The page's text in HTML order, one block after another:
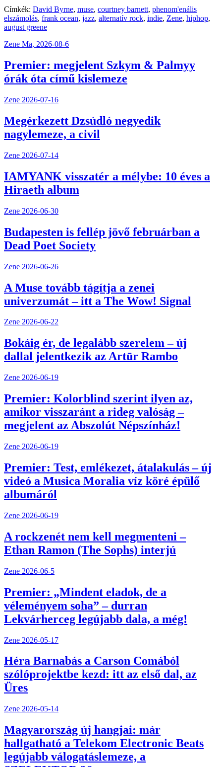
Címkék: David Byrne, muse, courtney barnett, phenom'enális
elszámolás, frank ocean, jazz, alternatív rock, indie, Zene, hiphop,
august greene
Zene Ma, 2026-08-6
Premier: megjelent Szkym & Palmyy
órák óta című kislemeze
Zene 2026-07-16
Megérkezett Dzsúdló negyedik
nagylemeze, a civil
Zene 2026-07-14
IAMYANK visszatér a mélybe: 10 éves a
Hiraeth album
Zene 2026-06-30
Budapesten is fellép jövő februárban a
Dead Poet Society
Zene 2026-06-26
A Muse tovább tágítja a zenei
univerzumát – itt a The Wow! Signal
Zene 2026-06-22
Bokáig ér, de legalább szerelem – új
dallal jelentkezik az Artūr Rambo
Zene 2026-06-19
Premier: Kolorblind szerint ilyen az,
amikor visszaránt a rideg valóság –
megjelent az Abszolút Népszínház!
Zene 2026-06-19
Premier: Test, emlékezet, átalakulás – új
videó a Musica Moralia víz köré épülő
albumáról
Zene 2026-06-19
A rockzenét nem kell megmenteni –
Ethan Ramon (The Sophs) interjú
Zene 2026-06-5
Premier: „Mindent eladok, de a
véleményem soha” – durran
Lekvárherceg legújabb dala, a még!
Zene 2026-05-17
Héra Barnabás a Carson Comából
szólóprojektbe kezd: itt az első dal, az
Üres
Zene 2026-05-14
Magyarország új hangjai: már
hallgatható a Telekom Electronic Beats
legújabb válogatáslemeze, a